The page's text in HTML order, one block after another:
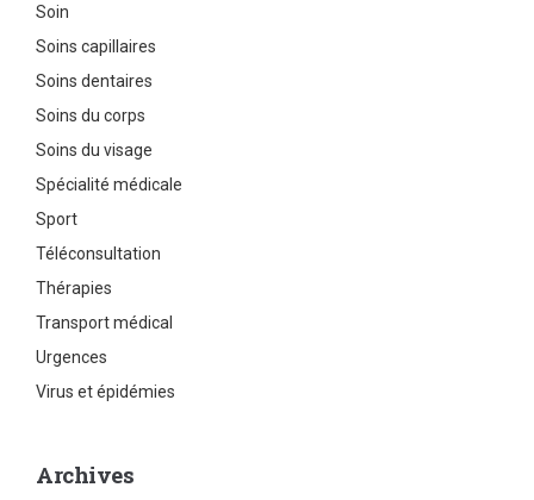
Soin
Soins capillaires
Soins dentaires
Soins du corps
Soins du visage
Spécialité médicale
Sport
Téléconsultation
Thérapies
Transport médical
Urgences
Virus et épidémies
Archives